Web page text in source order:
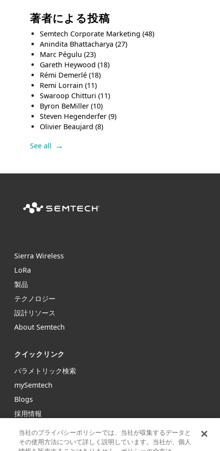
著者による投稿
Semtech Corporate Marketing(48)
Anindita Bhattacharya(27)
Marc Pégulu(23)
Gareth Heywood(18)
Rémi Demerlé(18)
Remi Lorrain(11)
Swaroop Chitturi(11)
Byron BeMiller(10)
Steven Hegenderfer(9)
Olivier Beaujard(8)
See all
Sierra Wireless
LoRa
製品
テクノロジー
設計リソース
About Semtech
クイックリンク
パラメトリック検索
mySemtech
Blogs
採用情報
お問い合わせ
当社のプライバシーポリシーでは、当社が収集するデータと
その使用方法について詳しく説明しています。当社が、個人